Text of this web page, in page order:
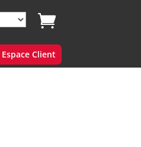
Espace Client